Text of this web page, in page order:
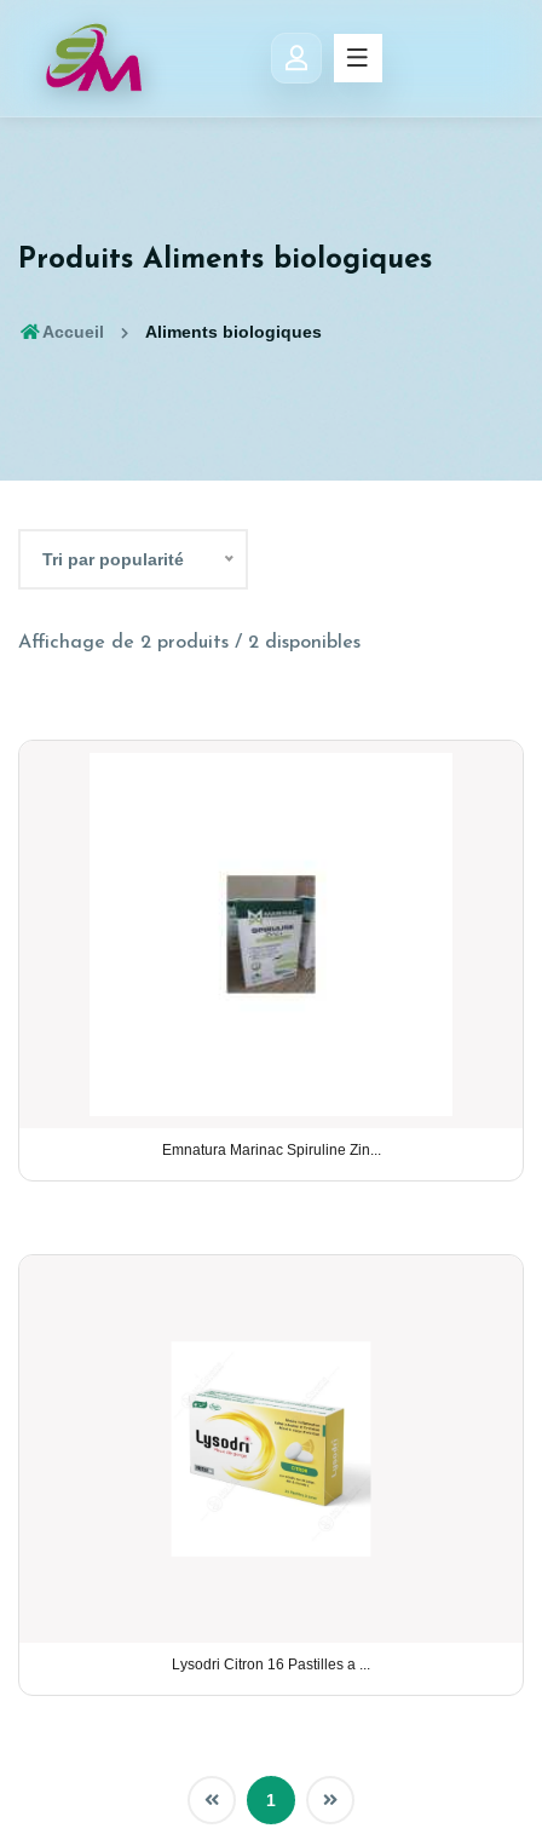
Produits Aliments biologiques
Accueil Aliments biologiques
Tri par popularité
Affichage de 2 produits / 2 disponibles
Emnatura Marinac Spiruline Zin...
Lysodri Citron 16 Pastilles a ...
1